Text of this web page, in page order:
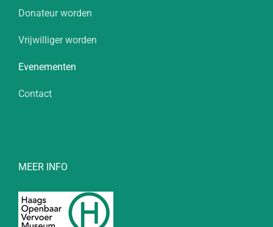
Donateur worden
Vrijwilliger worden
Evenementen
Contact
MEER INFO